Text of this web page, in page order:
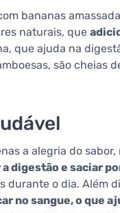
bananas
naturais, que
que ajuda na
são cheias
a alegria do
a digestão e saciar
o dia. Além
no sangue, o que